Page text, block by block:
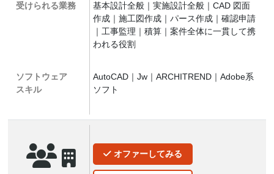
受けられる業務
基本設計全般｜実施設計全般｜CAD 図面
作成｜施工図作成｜パース作成｜確認申請
｜工事監理｜積算｜案件全体に一貫して携
われる役割
ソフトウェア
スキル
AutoCAD｜Jw｜ARCHITREND｜Adobe系
ソフト
オファーしてみる